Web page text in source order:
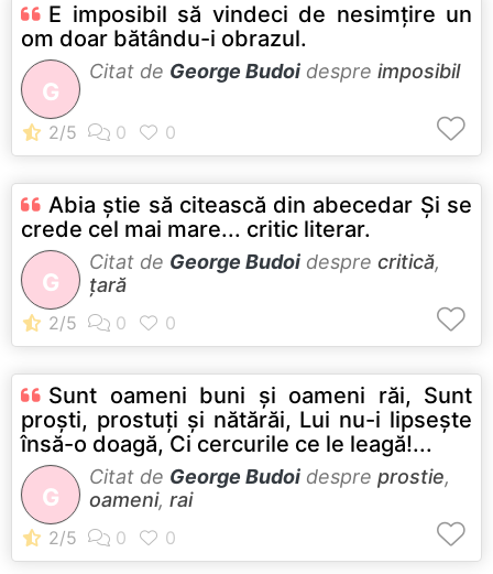
E imposibil să vindeci de nesimţire un
om doar bătându-i obrazul.
G
Citat de George Budoi despre imposibil
Abia ştie să citească din abecedar Şi se
crede cel mai mare... critic literar.
G
Citat de George Budoi despre critică,
țară
Sunt oameni buni şi oameni răi, Sunt
proşti, prostuţi şi nătărăi, Lui nu-i lipseşte
însă-o doagă, Ci cercurile ce le leagă!...
G
Citat de George Budoi despre prostie,
oameni, rai